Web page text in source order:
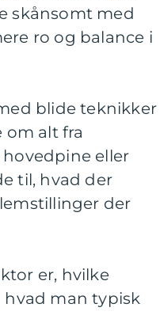
skånsomt med
ro og balance i
blide teknikker
om alt fra
eller
til, hvad der
der
er, hvilke
man typisk